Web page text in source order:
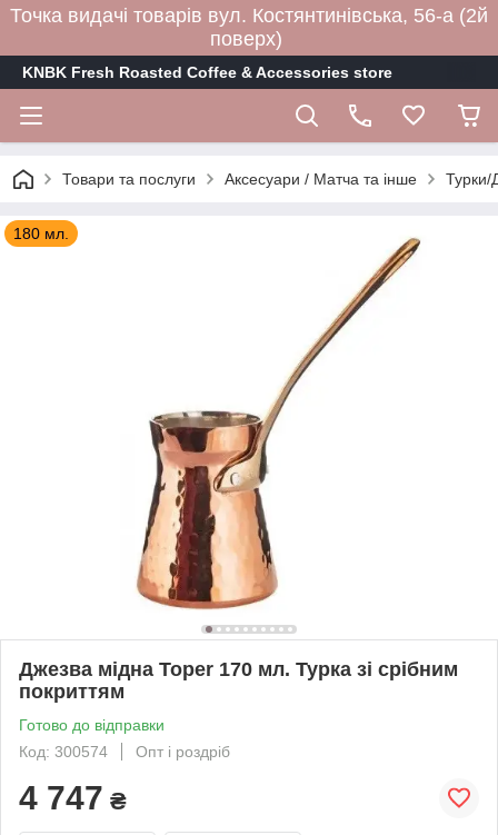
Точка видачі товарів вул. Костянтинівська, 56-а (2й
поверх)
KNBK Fresh Roasted Coffee & Accessories store
Товари та послуги Аксесуари / Матча та інше Турки/
180 мл.
Джезва мідна Toper 170 мл. Турка зі срібним
покриттям
Готово до відправки
Код: 300574
Опт і роздріб
4 747 ₴